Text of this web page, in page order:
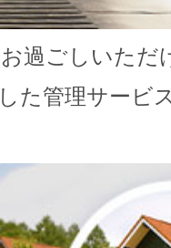
過ごしいただ
た管理サービ